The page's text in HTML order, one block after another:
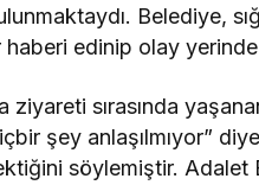
Belediye,
edinip olay yerinde
sırasında
şey anlaşılmıyor”
söylemiştir.